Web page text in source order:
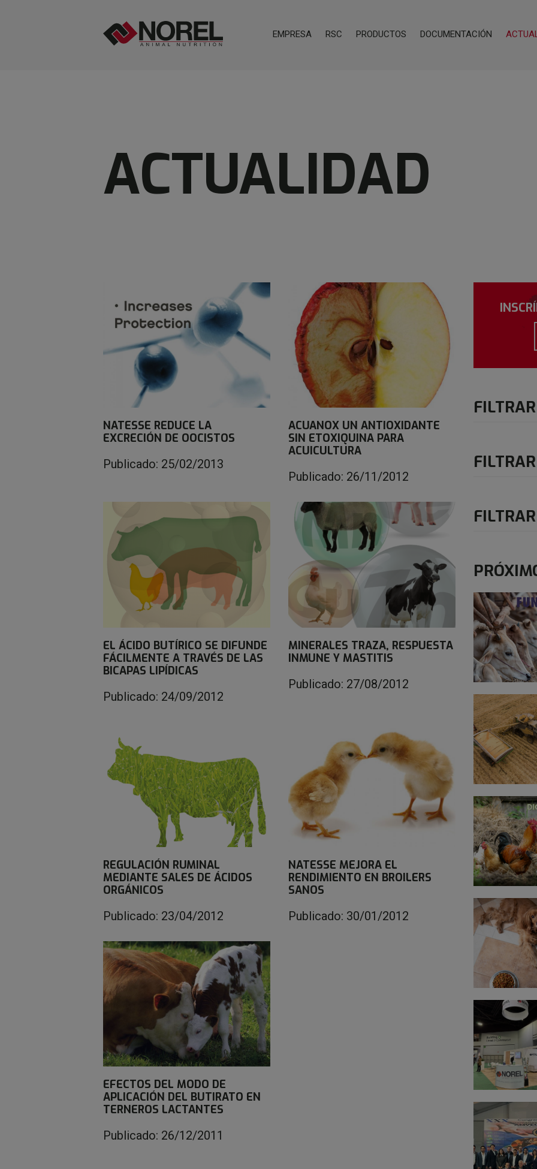
EMPRESA RSC PRODUCTOS DOCUMENTACIÓN
ACTUALIDAD
NATESSE REDUCE LA
EXCRECIÓN DE OOCISTOS
Publicado: 25/02/2013
ACUANOX UN ANTIOXIDANTE
SIN ETOXIQUINA PARA
ACUICULTURA
Publicado: 26/11/2012
EL ÁCIDO BUTÍRICO SE DIFUNDE
FÁCILMENTE A TRAVÉS DE LAS
BICAPAS LIPÍDICAS
Publicado: 24/09/2012
MINERALES TRAZA, RESPUESTA
INMUNE Y MASTITIS
Publicado: 27/08/2012
REGULACIÓN RUMINAL
MEDIANTE SALES DE ÁCIDOS
ORGÁNICOS
Publicado: 23/04/2012
NATESSE MEJORA EL
RENDIMIENTO EN BROILERS
SANOS
Publicado: 30/01/2012
EFECTOS DEL MODO DE
APLICACIÓN DEL BUTIRATO EN
TERNEROS LACTANTES
Publicado: 26/12/2011